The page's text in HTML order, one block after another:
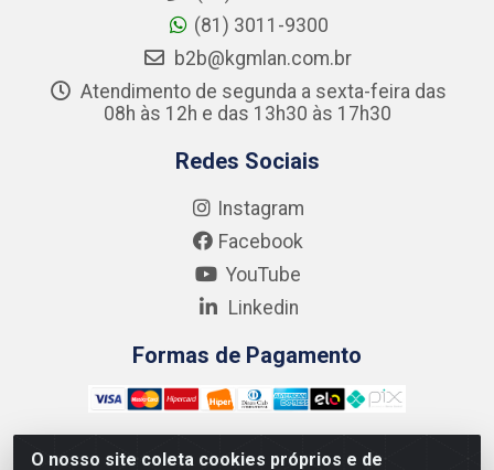
O nosso site coleta cookies próprios e de
(81) 3011-9300
b2b@kgmlan.com.br
Atendimento de segunda a sexta-feira das
08h às 12h e das 13h30 às 17h30
Redes Sociais
Instagram
Facebook
YouTube
Linkedin
Formas de Pagamento